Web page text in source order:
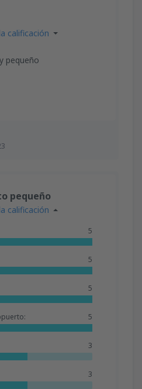
calificación
pequeño
pequeño
calificación
5
5
5
5
3
3